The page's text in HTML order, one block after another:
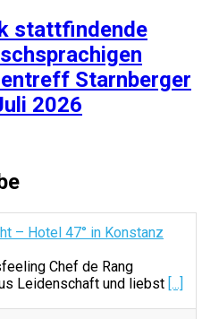
stattfindende
Starnberger
2026
– Hotel 47° in Konstanz
Chef de Rang
Leidenschaft und liebst [...]